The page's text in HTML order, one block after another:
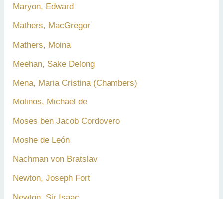
Maryon, Edward
Mathers, MacGregor
Mathers, Moina
Meehan, Sake Delong
Mena, Maria Cristina (Chambers)
Molinos, Michael de
Moses ben Jacob Cordovero
Moshe de León
Nachman von Bratslav
Newton, Joseph Fort